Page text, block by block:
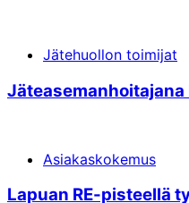
Jätehuollon toimijat
Jäte­aseman­hoita­jana
Asiakaskokemus
Lapuan RE-pisteellä